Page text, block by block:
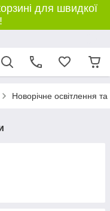
для швидкої
Новорічне освітлення